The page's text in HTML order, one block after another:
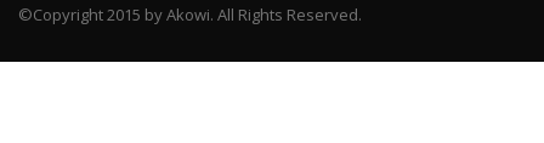
©Copyright 2015 by Akowi. All Rights Reserved.